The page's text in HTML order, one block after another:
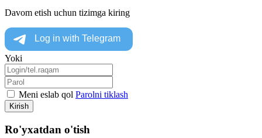
Davom etish uchun tizimga kiring
Yoki
Meni eslab qol Parolni tiklash
Kirish
Ro'yxatdan o'tish